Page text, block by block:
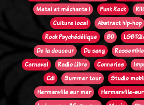
Metal et méchants !
Punk Rock
Culture local
Abstract hip-hop
Rock Psychédélique
BD
De la douceur
Du sang
Carnaval
Radio Libre Conneries
Cdl
Summer tour
Studio
Hermanville sur mer
Hermanville-